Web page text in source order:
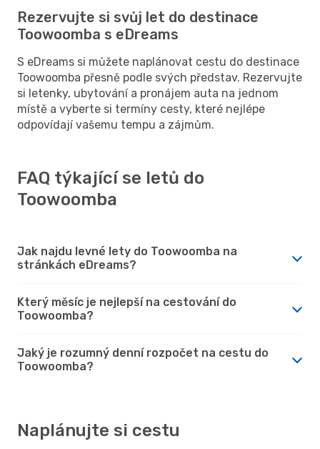
Rezervujte si svůj let do destinace
Toowoomba s eDreams
S eDreams si můžete naplánovat cestu do destinace
Toowoomba přesně podle svých představ. Rezervujte
si letenky, ubytování a pronájem auta na jednom
místě a vyberte si termíny cesty, které nejlépe
odpovídají vašemu tempu a zájmům.
FAQ týkající se letů do
Toowoomba
Jak najdu levné lety do Toowoomba na
stránkách eDreams?
Který měsíc je nejlepší na cestování do
Toowoomba?
Jaký je rozumný denní rozpočet na cestu do
Toowoomba?
Naplánujte si cestu